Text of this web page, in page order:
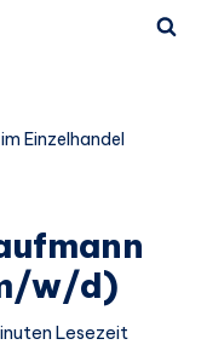
Einzelhandel
w/d)
Lesezeit